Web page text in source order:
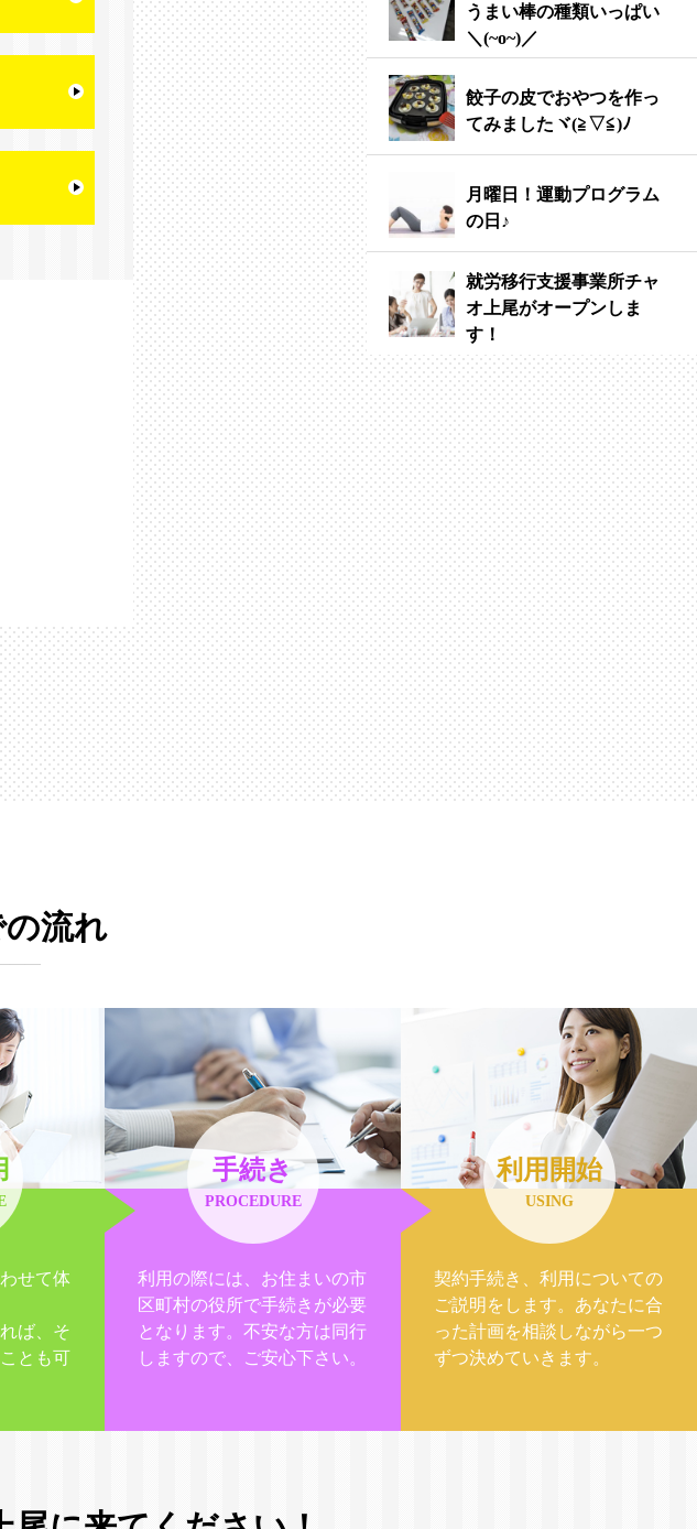
うまい棒の種類いっぱい
＼(~o~)／
餃子の皮でおやつを作っ
てみましたヾ(≧▽≦)ﾉ
月曜日！運動プログラム
の日♪
就労移行支援事業所チャ
オ上尾がオープンしま
す！
流れ
せて体
ば、そ
とも可
手続き
PROCEDURE
利用の際には、お住まいの市
区町村の役所で手続きが必要
となります。不安な方は同行
しますので、ご安心下さい。
利用開始
USING
契約手続き、利用についての
ご説明をします。あなたに合
った計画を相談しながら一つ
ずつ決めていきます。